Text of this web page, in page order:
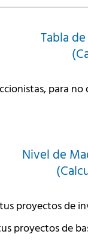
Tabla
para no
Nivel de
proyectos de
proyectos de